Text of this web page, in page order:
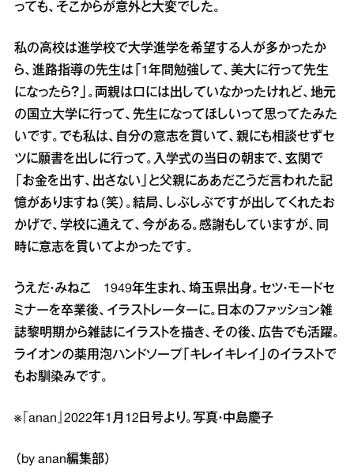
っても、そこからが意外と大変でした。
私の高校は進学校で大学進学を希望する人が多かったか
ら、進路指導の先生は「1年間勉強して、美大に行って先生
になったら？」。両親は口には出していなかったけれど、地元
の国立大学に行って、先生になってほしいって思ってたみた
いです。でも私は、自分の意志を貫いて、親にも相談せずセ
ツに願書を出しに行って。入学式の当日の朝まで、玄関で
「お金を出す、出さない」と父親にああだこうだ言われた記
憶がありますね（笑）。結局、しぶしぶですが出してくれたお
かげで、学校に通えて、今がある。感謝もしていますが、同
時に意志を貫いてよかったです。
うえだ・みねこ 1949年生まれ、埼玉県出身。セツ・モードセ
ミナーを卒業後、イラストレーターに。日本のファッション雑
誌黎明期から雑誌にイラストを描き、その後、広告でも活躍。
ライオンの薬用泡ハンドソープ「キレイキレイ」のイラストで
もお馴染みです。
※『anan』2022年1月12日号より。写真・中島慶子
（by anan編集部）